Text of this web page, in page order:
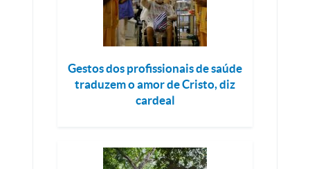
Gestos dos profissionais de saúde
traduzem o amor de Cristo, diz
cardeal